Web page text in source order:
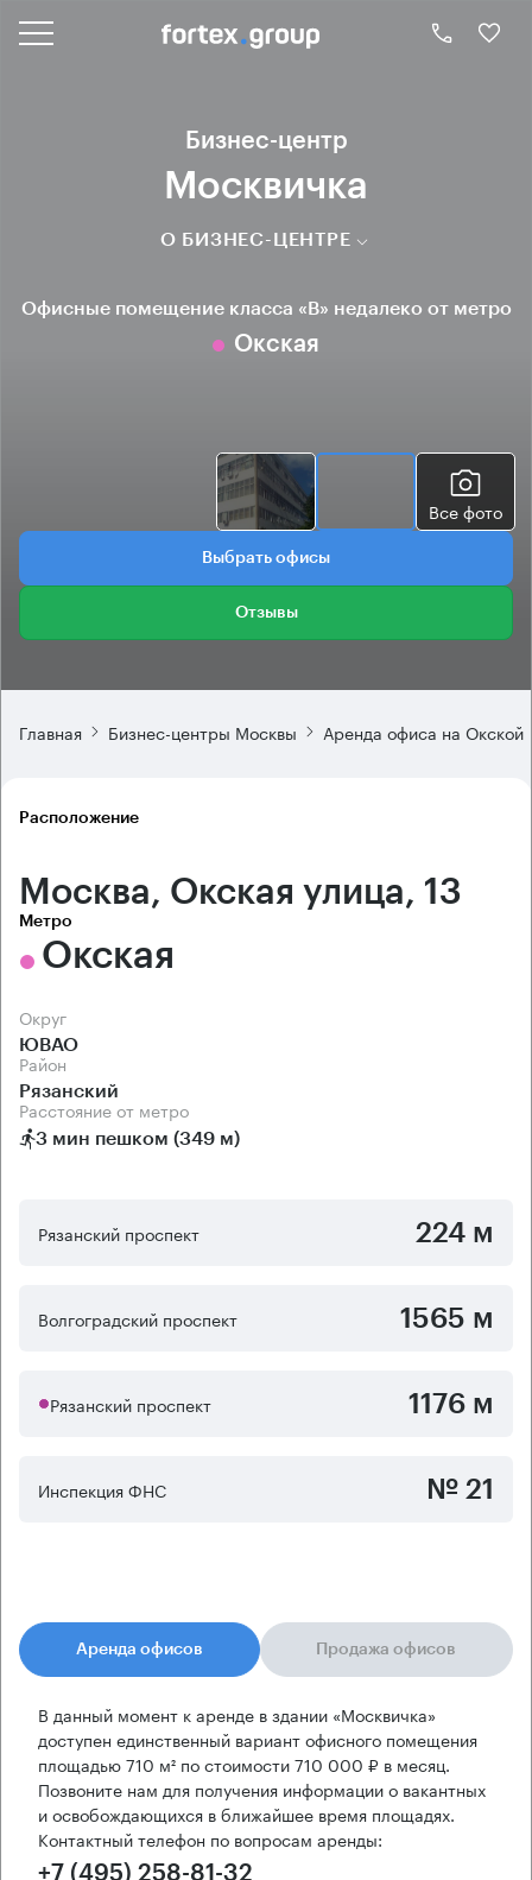
Бизнес-центр
Москвичка
О БИЗНЕС-ЦЕНТРЕ
Офисные помещение класса «B» недалеко от метро
Окская
Все фото
Выбрать офисы
Отзывы
Главная Бизнес-центры Москвы Аренда офиса на Окской
Расположение
Москва, Окская улица, 13
Метро
Окская
Округ
ЮВАО
Район
Рязанский
Расстояние от метро
3 мин пешком (349 м)
Рязанский проспект 224 м
Волгоградский проспект 1565 м
Рязанский проспект 1176 м
Инспекция ФНС № 21
Аренда офисов Продажа офисов
В данный момент к аренде в здании «Москвичка»
доступен единственный вариант офисного помещения
площадью 710 м² по стоимости 710 000 ₽ в месяц.
Позвоните нам для получения информации о вакантных
и освобождающихся в ближайшее время площадях.
Контактный телефон по вопросам аренды:
+7 (495) 258-81-32